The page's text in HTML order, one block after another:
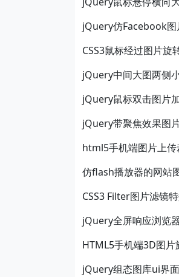
jQuery仿Facebook图
CSS3鼠标经过图片旋
jQuery中间大图两侧
jQuery鼠标双击图片
jQuery带聚焦效果图
html5手机端图片上传
仿flash播放器的网站
CSS3 Filter图片滤镜
jQuery全屏响应浏览
HTML5手机端3D图片
jQuery组态图库ui界